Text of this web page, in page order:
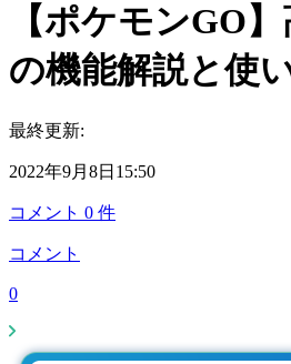
【ポケモンGO
の機能解説と使
最終更新:
2022年9月8日15:50
コメント 0 件
コメント
0